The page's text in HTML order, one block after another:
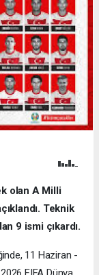
olan A Milli
Teknik
9 ismi çıkardı.
11 Haziran -